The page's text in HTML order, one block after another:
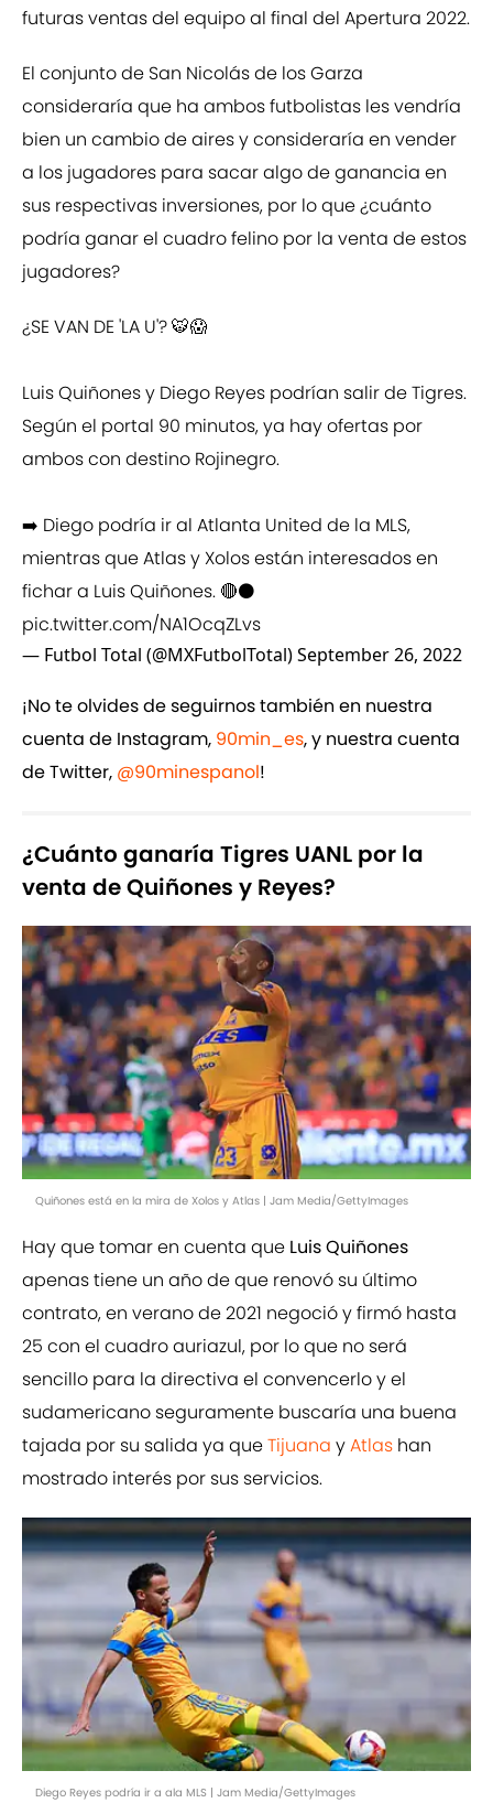
futuras ventas del equipo al final del Apertura 2022.
El conjunto de San Nicolás de los Garza
consideraría que ha ambos futbolistas les vendría
bien un cambio de aires y consideraría en vender
a los jugadores para sacar algo de ganancia en
sus respectivas inversiones, por lo que ¿cuánto
podría ganar el cuadro felino por la venta de estos
jugadores?
¿SE VAN DE 'LA U'? 🐯😱
Luis Quiñones y Diego Reyes podrían salir de Tigres.
Según el portal 90 minutos, ya hay ofertas por
ambos con destino Rojinegro.
➡️ Diego podría ir al Atlanta United de la MLS,
mientras que Atlas y Xolos están interesados en
fichar a Luis Quiñones. 🔴⚫️
pic.twitter.com/NA1OcqZLvs
— Futbol Total (@MXFutbolTotal)September 26, 2022
¡No te olvides de seguirnos también en nuestra
cuenta de Instagram, 90min_es, y nuestra cuenta
de Twitter, @90minespanol!
¿Cuánto ganaría Tigres UANL por la
venta de Quiñones y Reyes?
Quiñones está en la mira de Xolos y Atlas | Jam Media/GettyImages
Hay que tomar en cuenta que Luis Quiñones
apenas tiene un año de que renovó su último
contrato, en verano de 2021 negoció y firmó hasta
25 con el cuadro auriazul, por lo que no será
sencillo para la directiva el convencerlo y el
sudamericano seguramente buscaría una buena
tajada por su salida ya queTijuana yAtlas han
mostrado interés por sus servicios.
Diego Reyes podría ir a ala MLS | Jam Media/GettyImages